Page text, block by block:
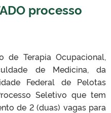
processo
de Terapia Ocupacional,
de Medicina, da
Federal de Pelotas
Seletivo que tem
de 2 (duas) vagas para